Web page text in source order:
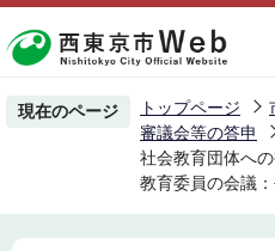
頭
で
現在のページ トップページ
審議会等の答申
社会教育団体へ
教育委員の会議